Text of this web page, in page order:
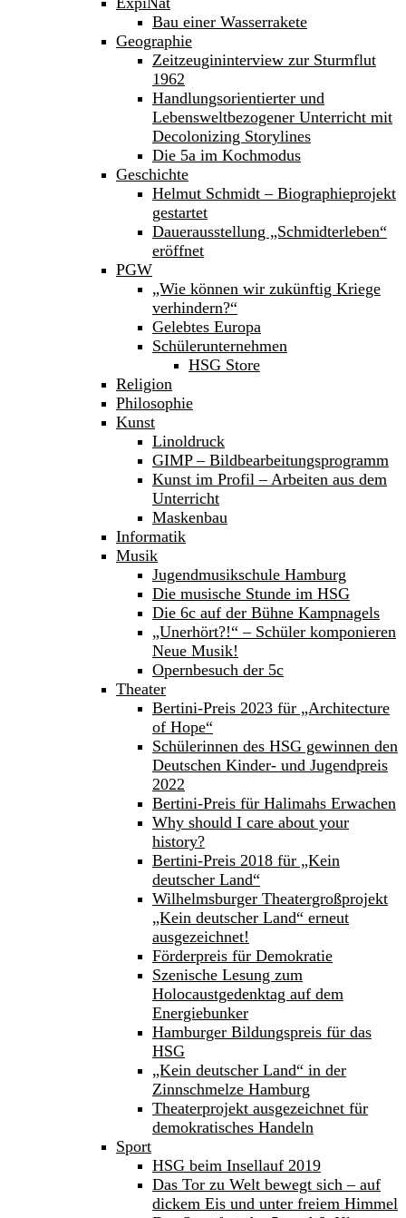
Bau einer Wasserrakete
Geographie
Zeitzeugininterview zur Sturmflut
1962
Handlungsorientierter und
Lebensweltbezogener Unterricht mit
Decolonizing Storylines
Die 5a im Kochmodus
Geschichte
Helmut Schmidt – Biographieprojekt
gestartet
Dauerausstellung „Schmidterleben“
eröffnet
PGW
„Wie können wir zukünftig Kriege
verhindern?“
Gelebtes Europa
Schülerunternehmen
HSG Store
Religion
Philosophie
Kunst
Linoldruck
GIMP – Bildbearbeitungsprogramm
Kunst im Profil – Arbeiten aus dem
Unterricht
Maskenbau
Informatik
Musik
Jugendmusikschule Hamburg
Die musische Stunde im HSG
Die 6c auf der Bühne Kampnagels
„Unerhört?!“ – Schüler komponieren
Neue Musik!
Opernbesuch der 5c
Theater
Bertini-Preis 2023 für „Architecture
of Hope“
Schülerinnen des HSG gewinnen den
Deutschen Kinder- und Jugendpreis
2022
Bertini-Preis für Halimahs Erwachen
Why should I care about your
history?
Bertini-Preis 2018 für „Kein
deutscher Land“
Wilhelmsburger Theatergroßprojekt
„Kein deutscher Land“ erneut
ausgezeichnet!
Förderpreis für Demokratie
Szenische Lesung zum
Holocaustgedenktag auf dem
Energiebunker
Hamburger Bildungspreis für das
HSG
„Kein deutscher Land“ in der
Zinnschmelze Hamburg
Theaterprojekt ausgezeichnet für
demokratisches Handeln
Sport
HSG beim Insellauf 2019
Das Tor zu Welt bewegt sich – auf
dickem Eis und unter freiem Himmel